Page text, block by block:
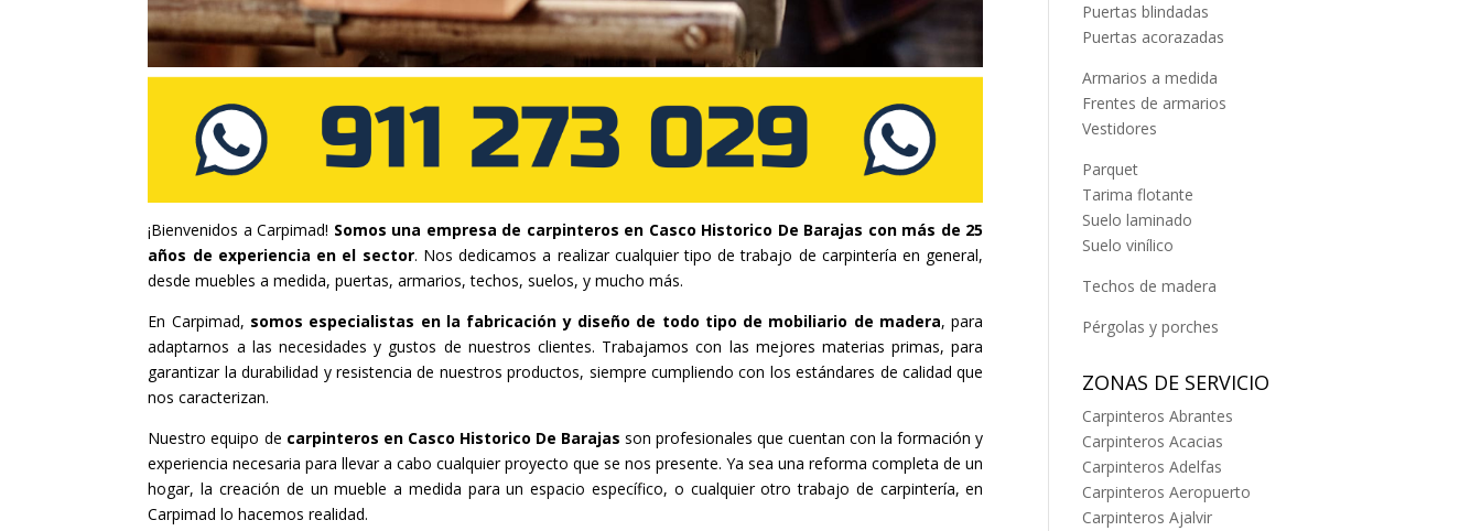
¡Bienvenidos a Carpimad! Somos una empresa de carpinteros en Casco Historico De Barajas con más de 25
años de experiencia en el sector. Nos dedicamos a realizar cualquier tipo de trabajo de carpintería en general,
desde muebles a medida, puertas, armarios, techos, suelos, y mucho más.
En Carpimad, somos especialistas en la fabricación y diseño de todo tipo de mobiliario de madera, para
adaptarnos a las necesidades y gustos de nuestros clientes. Trabajamos con las mejores materias primas, para
garantizar la durabilidad y resistencia de nuestros productos, siempre cumpliendo con los estándares de calidad que
nos caracterizan.
Nuestro equipo de carpinteros en Casco Historico De Barajas son profesionales que cuentan con la formación y
experiencia necesaria para llevar a cabo cualquier proyecto que se nos presente. Ya sea una reforma completa de un
hogar, la creación de un mueble a medida para un espacio específico, o cualquier otro trabajo de carpintería, en
Carpimad lo hacemos realidad.
Puertas blindadas
Puertas acorazadas
Armarios a medida
Frentes de armarios
Vestidores
Parquet
Tarima flotante
Suelo laminado
Suelo vinílico
Techos de madera
Pérgolas y porches
ZONAS DE SERVICIO
Carpinteros Abrantes
Carpinteros Acacias
Carpinteros Adelfas
Carpinteros Aeropuerto
Carpinteros Ajalvir